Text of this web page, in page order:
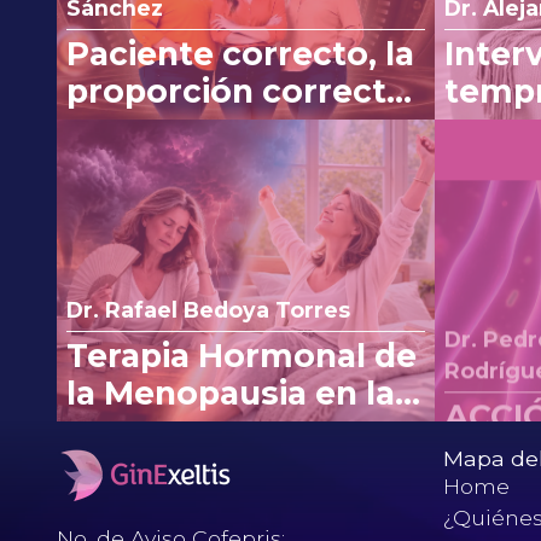
Sánchez
Paciente correcto, la
proporción correcta:
experiencia clínica
con Myo y D-Chiro-
Inositol
Dr.
Dr. Rafael Bedoya Torres
Terapia Hormonal de
la Menopausia en la
nueva era:
reinterpretando los
cambios de la FDA.
Dr.
Mapa
Home